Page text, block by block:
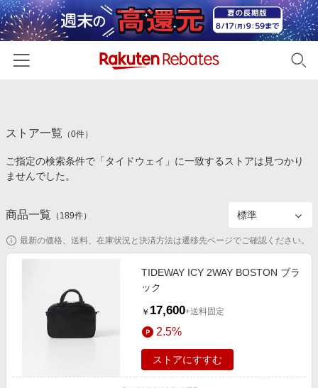
カテゴリー一覧
百貨店・総合ECモール
食品・スイーツ・お酒
コスメ・健康・医薬品
家電・PC・スマホ・カメラ
エンタメ
スポーツ・アウトドア・ゴルフ
イベント一覧
初回購入者限定特典
対象ストア新規限定特典
電子書籍特集
楽天ペイ導入ストア
楽天サービス特集
わくわく夏特集
ストア一覧 （0件）
ご指定の検索条件で「タイドウェイ」に一致するストアは見つかり
ませんでした。
商品一覧 （ 189件）
最新の価格、送料、在庫状況と決済方法は遷移先ページでご確認ください。
TIDEWAY ICY 2WAY BOSTON ブラ
ック
￥ 17,600+送料固定
2.5%
ストアにすすむ